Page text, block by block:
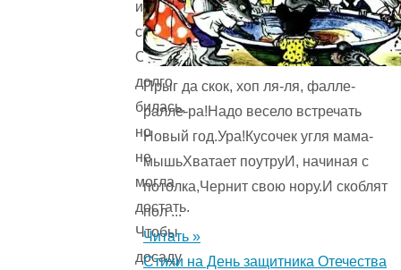
их
съесть.
Она
долго
билась,
но
не
могла
достать.
Чтобы
досаду
Прыг да скок, хоп ля-ля, фалле-
ралле-ра!Надо весело встречать
Новый год.Ура!Кусочек угля мама-
мышьХватает поутруИ, начиная с
потолка,Чернит свою нору.И скоблят
пол ...
Читать »
Стихи на День защитника Отечества